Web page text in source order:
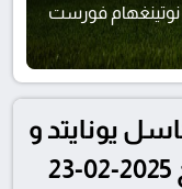
نوتينغهام فورست
يونايتد و
نوتينغهام فوريست بتاريخ 2025-02-23